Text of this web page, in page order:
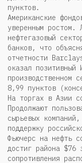
пунктов.
Американские
уверенным ростом.
нефтегазовый
банков, что
отчетности
оказал позитивный
производственном
8,99 пунктов
На торгах в Азии
Продолжают
сырьевых
поддержку
Фьючерс на нефть
достиг района $76
сопротивления